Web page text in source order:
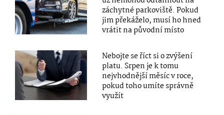
záchytné parkoviště. Pokud
jim překáželo, musí ho hned
vrátit na původní místo
Nebojte se říct si o zvýšení
platu. Srpen je k tomu
nejvhodnější měsíc v roce,
pokud toho umíte správně
využít